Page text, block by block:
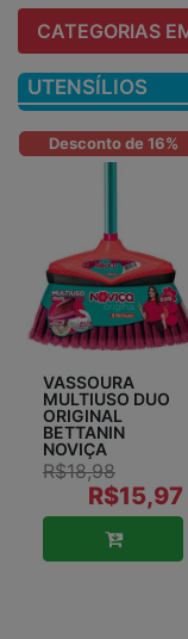
CATEGORIAS
UTENSÍLIOS
Desconto de 16%
VASSOURA
MULTIUSO DUO
ORIGINAL
BETTANIN
NOVIÇA
R$18,98
R$15,97